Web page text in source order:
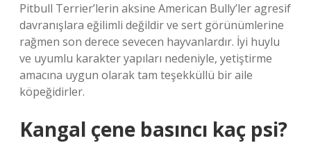
Pitbull Terrier’lerin aksine American Bully’ler agresif
davranışlara eğilimli değildir ve sert görünümlerine
rağmen son derece sevecen hayvanlardır. İyi huylu
ve uyumlu karakter yapıları nedeniyle, yetiştirme
amacına uygun olarak tam teşekküllü bir aile
köpeğidirler.
Kangal çene basıncı kaç psi?